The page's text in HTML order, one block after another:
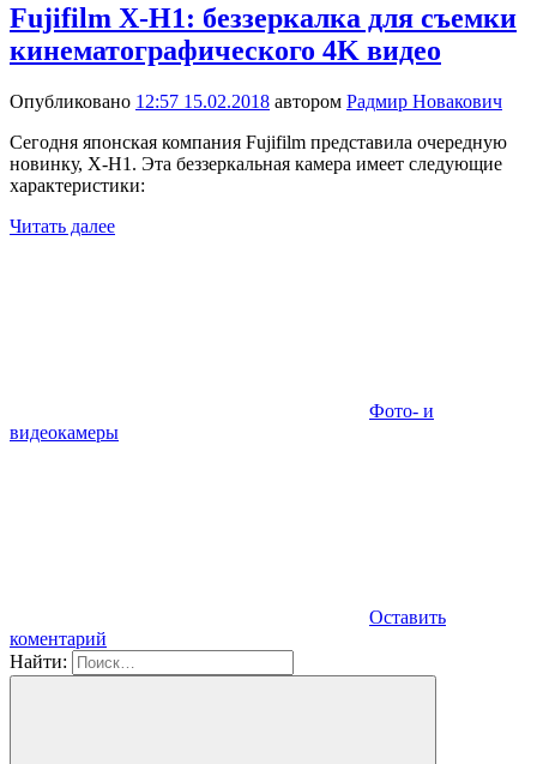
Fujifilm X-H1: беззеркалка для съемки
кинематографического 4K видео
Опубликовано 12:57 15.02.2018 автором Радмир Новакович
Сегодня японская компания Fujifilm представила очередную
новинку, X-H1. Эта беззеркальная камера имеет следующие
характеристики:
Читать далее
Фото- и
видеокамеры
Оставить
коментарий
Найти: